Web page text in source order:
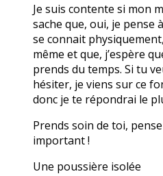
Je suis contente si mon
sache que, oui, je pense
se connait
même et que, j’espère
prends du temps. Si tu
hésiter, je viens sur ce
donc je te répondrai le
Prends soin de toi,
important !
Une poussière isolée